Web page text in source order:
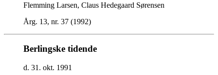
Flemming Larsen, Claus Hedegaard Sørensen
Årg. 13, nr. 37 (1992)
Berlingske tidende
d. 31. okt. 1991